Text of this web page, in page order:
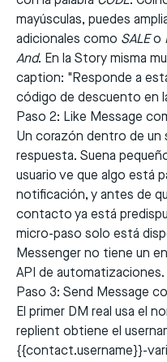
mayúsculas, puedes
adicionales como SALEo
And. En la Story misma
caption: "Responde a
código de descuento en
Paso 2: Like Message
Un corazón dentro de un
respuesta. Suena
usuario ve que algo está
notificación, y antes de
contacto ya está
micro-paso solo está
Messenger no tiene un
API de automatizaciones.
Paso 3: Send Message
El primer DM real usa el
replient obtiene el
{{contact.username}}-